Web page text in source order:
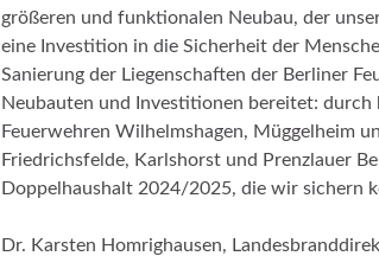
größeren und funktionalen Neubau, der
eine Investition in die Sicherheit der
Sanierung der Liegenschaften der Berliner
Neubauten und Investitionen bereitet:
Feuerwehren Wilhelmshagen, Müggelheim
Friedrichsfelde, Karlshorst und Prenzlauer
Doppelhaushalt 2024/2025, die wir sichern
Dr. Karsten Homrighausen,